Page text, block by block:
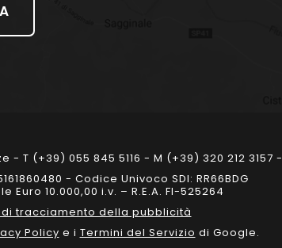
T (+39) 055 845 5116 - M (+39) 320 212 3157 -
- Codice Univoco SDI: RR66BDG
10.000,00 i.v. – R.E.A. FI-525264
tracciamento della pubblicità
Policy e i Termini del Servizio di Google.